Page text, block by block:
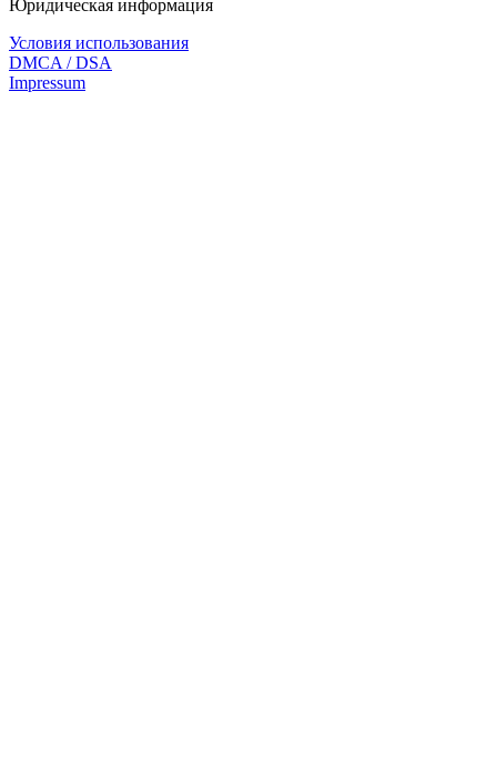
Юридическая информация
Условия использования
DMCA / DSA
Impressum